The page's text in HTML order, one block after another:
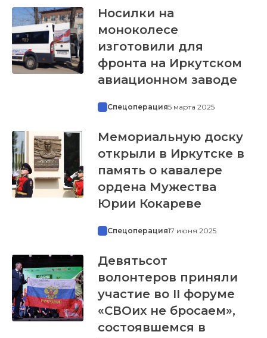
Носилки на
моноколесе
изготовили для
фронта на Иркутском
авиационном заводе
Спецоперация5 марта 2025
Мемориальную доску
открыли в Иркутске в
память о кавалере
ордена Мужества
Юрии Кокареве
Спецоперация17 июня 2025
Девятьсот
волонтеров приняли
участие во II форуме
«СВОих не бросаем»,
состоявшемся в